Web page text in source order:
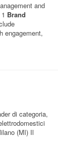
and
Brand
engagement,
di categoria,
(MI) Il